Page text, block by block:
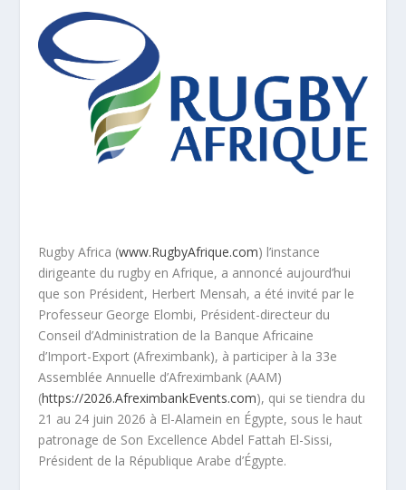
Rugby Africa (www.RugbyAfrique.com) l’instance
dirigeante du rugby en Afrique, a annoncé aujourd’hui
que son Président, Herbert Mensah, a été invité par le
Professeur George Elombi, Président-directeur du
Conseil d’Administration de la Banque Africaine
d’Import-Export (Afreximbank), à participer à la 33e
Assemblée Annuelle d’Afreximbank (AAM)
(https://2026.AfreximbankEvents.com), qui se tiendra du
21 au 24 juin 2026 à El-Alamein en Égypte, sous le haut
patronage de Son Excellence Abdel Fattah El-Sissi,
Président de la République Arabe d’Égypte.